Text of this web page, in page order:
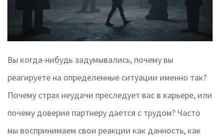
Вы когда-нибудь задумывались, почему вы
реагируете на определенные ситуации именно так?
Почему страх неудачи преследует вас в карьере, или
почему доверие партнеру дается с трудом? Часто
мы воспринимаем свои реакции как данность, как